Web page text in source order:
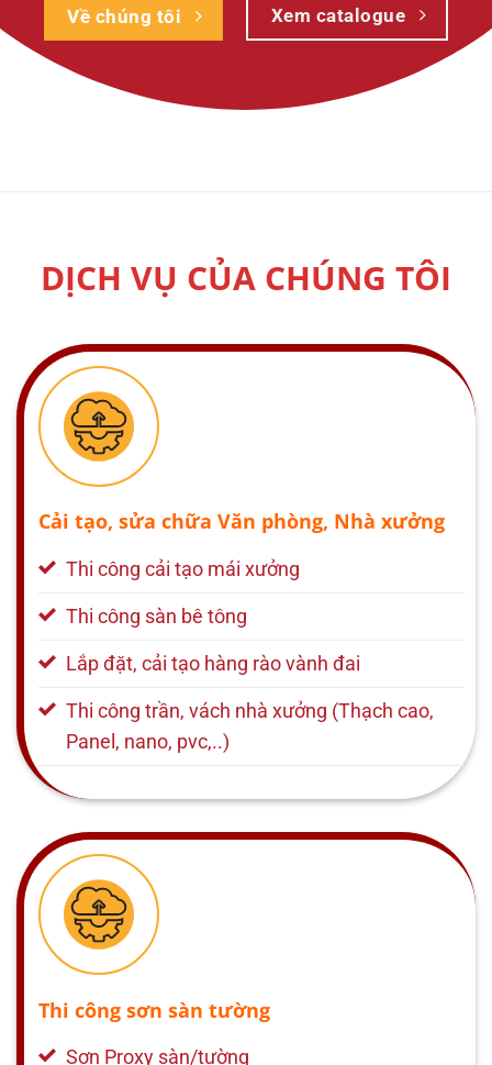
Về chúng tôi Xem catalogue
DỊCH VỤ CỦA CHÚNG TÔI
Cải tạo, sửa chữa Văn phòng, Nhà xưởng
Thi công cải tạo mái xưởng
Thi công sàn bê tông
Lắp đặt, cải tạo hàng rào vành đai
Thi công trần, vách nhà xưởng (Thạch cao,
Panel, nano, pvc,..)
Thi công sơn sàn tường
Sơn Proxy sàn/tường